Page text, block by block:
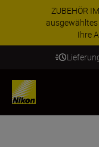
ZUBEHÖR
Ihre